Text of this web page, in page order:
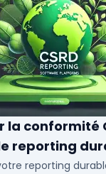
la conformité
reporting
automatisés
reporting